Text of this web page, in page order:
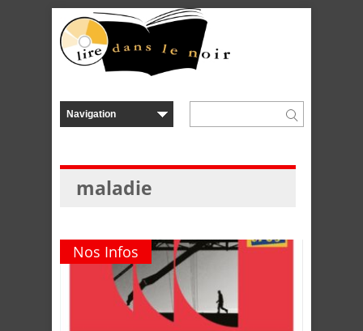
maladie
Nos Infos